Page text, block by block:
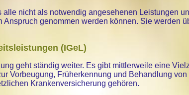
alle nicht als notwendig angesehenen Leistungen
Anspruch genommen werden können. Sie werden
(IGeL)
geht ständig weiter. Es gibt mittlerweile eine
Vorbeugung, Früherkennung und Behandlung
Krankenversicherung gehören.